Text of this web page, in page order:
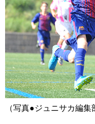
（写真●ジュニサカ編集